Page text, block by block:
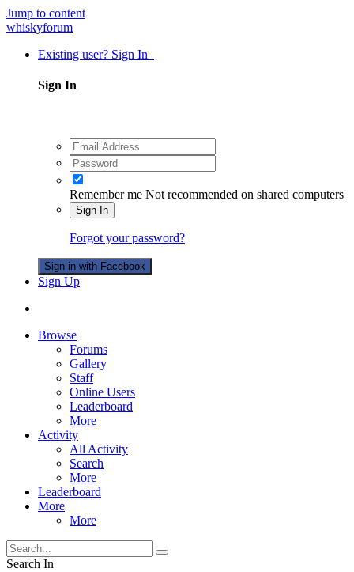
Jump to content
whiskyforum
Existing user? Sign In
Sign In
Remember me Not recommended on shared computers
Sign In
Forgot your password?
Sign in with Facebook
Sign Up
Browse
Forums
Gallery
Staff
Online Users
Leaderboard
More
Activity
All Activity
Search
More
Leaderboard
More
More
Search In